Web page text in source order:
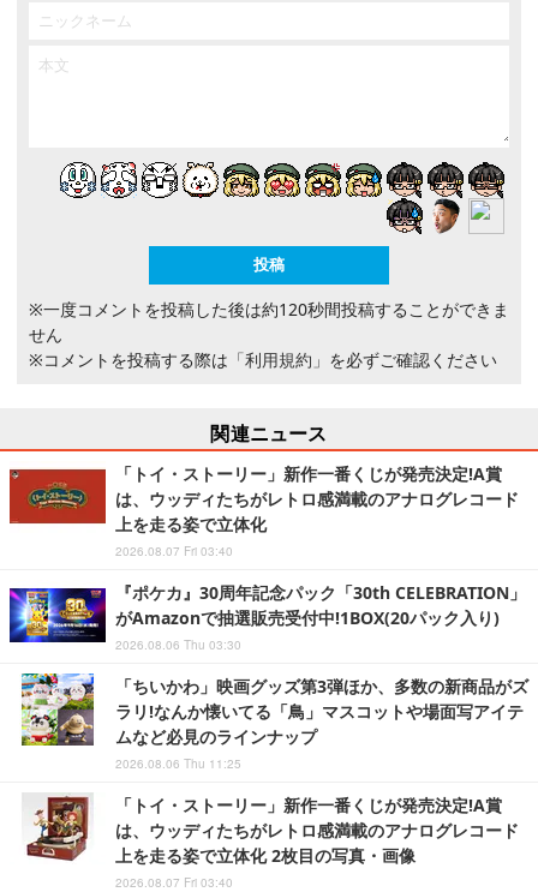
※一度コメントを投稿した後は約120秒間投稿することができま
せん
※コメントを投稿する際は 「利用規約」 を必ずご確認ください
関連ニュース
「トイ・ストーリー」新作一番くじが発売決定!A賞
は、ウッディたちがレトロ感満載のアナログレコード
上を走る姿で立体化
2026.08.07 Fri 03:40
『ポケカ』30周年記念パック「30th CELEBRATION」
がAmazonで抽選販売受付中!1BOX(20パック入り)
2026.08.06 Thu 03:30
「ちいかわ」映画グッズ第3弾ほか、多数の新商品がズ
ラリ!なんか懐いてる「鳥」マスコットや場面写アイテ
ムなど必見のラインナップ
2026.08.06 Thu 11:25
「トイ・ストーリー」新作一番くじが発売決定!A賞
は、ウッディたちがレトロ感満載のアナログレコード
上を走る姿で立体化 2枚目の写真・画像
2026.08.07 Fri 03:40